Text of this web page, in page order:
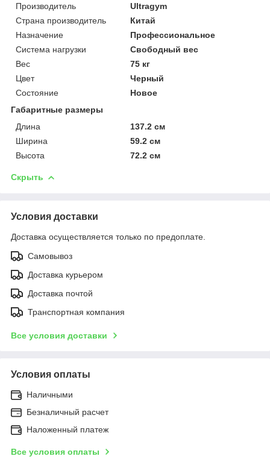
Производитель
Ultragym
Страна производитель
Китай
Назначение
Профессиональное
Система нагрузки
Свободный вес
Вес
75 кг
Цвет
Черный
Состояние
Новое
Габаритные размеры
Длина
137.2 см
Ширина
59.2 см
Высота
72.2 см
Скрыть
Условия доставки
Доставка осуществляется только по предоплате.
Самовывоз
Доставка курьером
Доставка почтой
Транспортная компания
Все условия доставки
Условия оплаты
Наличными
Безналичный расчет
Наложенный платеж
Все условия оплаты